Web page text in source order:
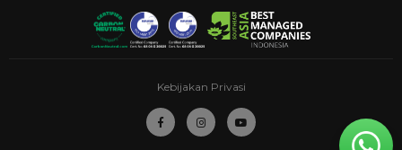
Kebijakan Privasi